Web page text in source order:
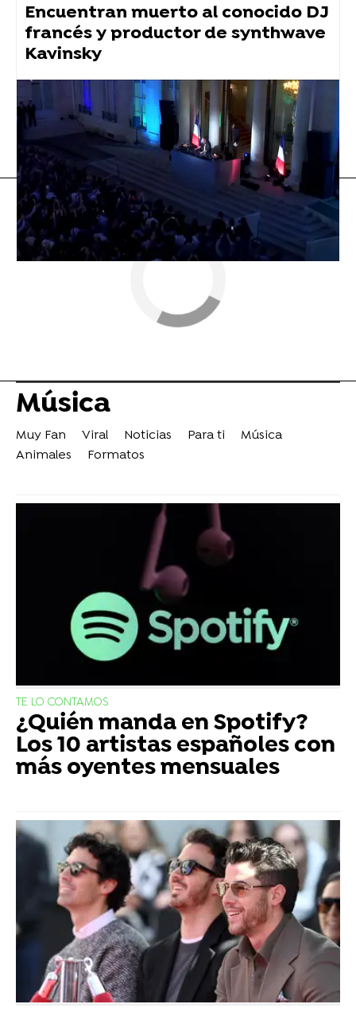
Encuentran muerto al conocido DJ
francés y productor de synthwave
Kavinsky
BTS
Flooxer Now » Música
Música
Muy Fan Viral Noticias Para ti
Música
Animales
Formatos
TE LO CONTAMOS
¿Quién manda en Spotify?
Los 10 artistas españoles con
más oyentes mensuales